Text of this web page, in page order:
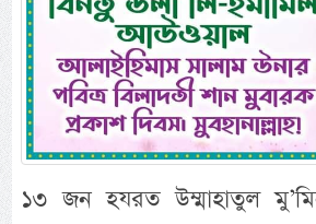
১৩ জন হযরত উম্মাহাতুল